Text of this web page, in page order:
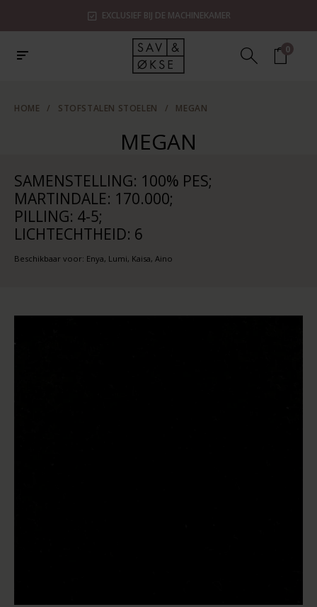
EXCLUSIEF BIJ DE MACHINEKAMER
0
HOME / STOFSTALEN STOELEN / MEGAN
MEGAN
SAMENSTELLING: 100% PES;
MARTINDALE: 170.000;
PILLING: 4-5;
LICHTECHTHEID: 6
Beschikbaar voor: Enya, Lumi, Kaisa, Aino